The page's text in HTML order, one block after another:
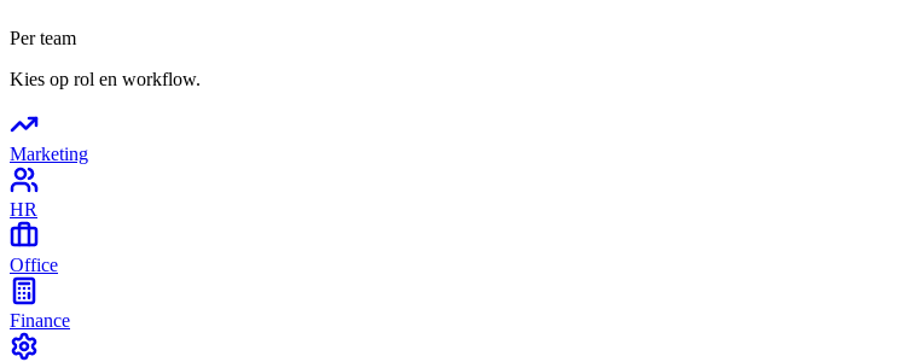
Per team
Kies op rol en workflow.
Marketing
HR
Office
Finance